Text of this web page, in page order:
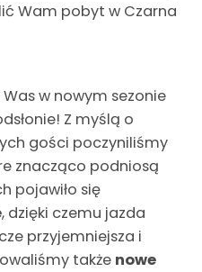
Wam pobyt w Czarna
w nowym sezonie
Z myślą o
gości poczyniliśmy
znacząco podniosą
pojawiło się
, dzięki czemu jazda
przyjemniejsza i
także nowe